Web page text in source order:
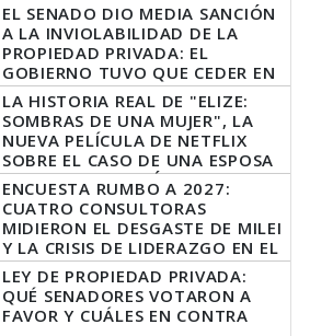
EL SENADO DIO MEDIA SANCIÓN
A LA INVIOLABILIDAD DE LA
PROPIEDAD PRIVADA: EL
GOBIERNO TUVO QUE CEDER EN
LA LEY DEL MANEJO DEL FUEGO
LA HISTORIA REAL DE "ELIZE:
SOMBRAS DE UNA MUJER", LA
NUEVA PELÍCULA DE NETFLIX
SOBRE EL CASO DE UNA ESPOSA
QUE DESCUARTIZÓ A SU
MARIDO
ENCUESTA RUMBO A 2027:
CUATRO CONSULTORAS
MIDIERON EL DESGASTE DE MILEI
Y LA CRISIS DE LIDERAZGO EN EL
PERONISMO
LEY DE PROPIEDAD PRIVADA:
QUÉ SENADORES VOTARON A
FAVOR Y CUÁLES EN CONTRA